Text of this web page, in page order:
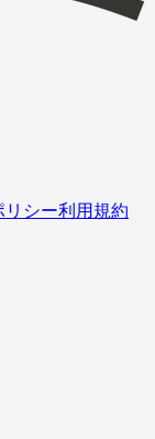
リシー利用規約